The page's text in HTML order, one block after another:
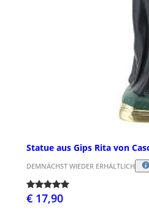
Statue aus Gips Rita von
DEMNÄCHST WIEDER ERHÄLTLICH
€ 17,90